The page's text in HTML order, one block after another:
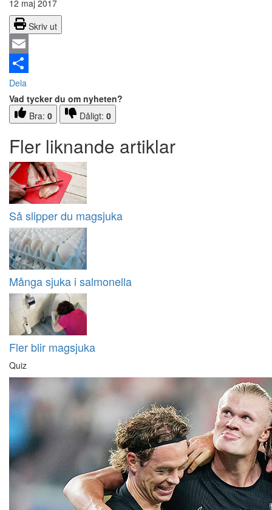
12 maj 2017
Skriv ut
Email
Dela
Vad tycker du om nyheten?
Bra: 0 Dåligt: 0
Fler liknande artiklar
Så slipper du magsjuka
Många sjuka i salmonella
Fler blir magsjuka
Quiz